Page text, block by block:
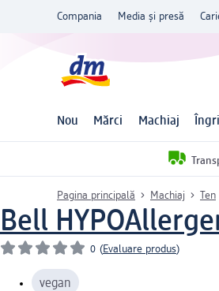
Compania Media și presă
Nou Mărci Machiaj
Pagina principală Machiaj Ten
Bell
0 (Evaluare produs)
vegan